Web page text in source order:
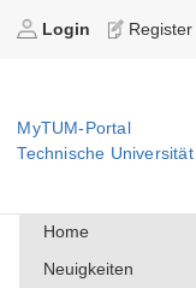
Login Register
MyTUM-Portal
Technische
Home
Neuigkeiten